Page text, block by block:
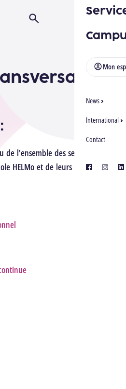
Mon
News
International
Contact
facebook
Ouvrir/Fermer la recherche
l'ensemble des services
HELMo et de leurs missions.